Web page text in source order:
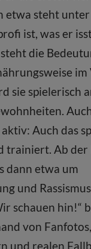
etwa steht
ist, was er
die
sie spielerisch
Auch das
trainiert. Ab der
dann etwa um
und
schauen hin!“
von Fanfotos,
und realen